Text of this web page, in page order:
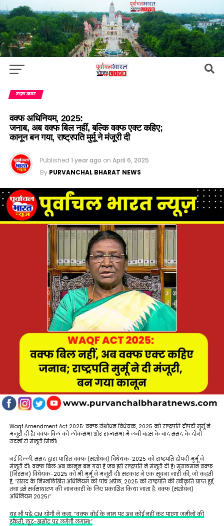
ताज़ा ख़बर
वक्फ अधिनियम, 2025:
जनाब, अब वक्फ बिल नहीं, बल्कि वक्फ एक्ट कहिए;
कानून बन गया, राष्ट्रपति मुर्मू ने मंजूरी दी
Published 1 year ago on April 6, 2025
By PURVANCHAL BHARAT NEWS
Waqf Amendment Act 2025: वक्फ संशोधन विधेयक, 2025 को राष्ट्रपति द्रौपदी मुर्मू ने
मंजूरी दी है। वक्फ बिल को लोकसभा और राज्यसभा में लंबी बहस के बाद संसद के दोनों
सदनों से मंजूरी मिली।
नई दिल्ली: संसद द्वारा पारित वक्फ (संशोधन) विधेयक-2025 को राष्ट्रपति द्रौपदी मुर्मू ने
मंजूरी दी। वक्फ बिल अब कानून बन गया है जब इसे राष्ट्रपति ने मंजूरी दी है। मुसलमान वक्फ
(निरसन) विधेयक-2025 को भी मुर्मू ने मंजूरी दी। सरकार ने एक सूचना जारी की, जो कहती
है, “संसद के निम्नलिखित अधिनियम को पांच अप्रैल, 2025 को राष्ट्रपति की स्वीकृति प्राप्त हुई,
तथा इसे सर्वसाधारण की जानकारी के लिए प्रकाशित किया जाता है: वक्फ (संशोधन)
अधिनियम 2025।”
यह भी पढ़ें: CM योगी ने कहा, “वक्फ बोर्ड के नाम पर अब कोई नहीं कर पाएगा जमीनों की
डकैती, लूट-खसोट पर लगेगी लगाम।”